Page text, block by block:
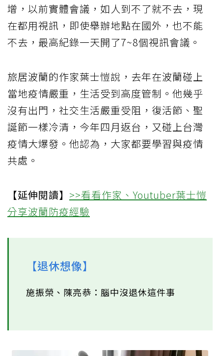
增，以前實體會議，如人到不了就不去，現
在都用視訊，即使舉辦地點在國外，也不能
不去，最高紀錄一天開了7~8個視訊會議。
旅居波蘭的作家葉士愷說，去年在波蘭碰上
當地疫情嚴重，生活受到高度管制。他幾乎
沒有出門，社交生活嚴重受阻，復活節、聖
誕節一樣冷清，今年四月返台，又碰上台灣
疫情大爆發。他認為，大家都要學習與疫情
共處。
【延伸閱讀】 >>看看作家、Youtuber葉士愷
分享波蘭防疫經驗
【退休想像】
施振榮、陳亮恭：腦中沒退休這件事